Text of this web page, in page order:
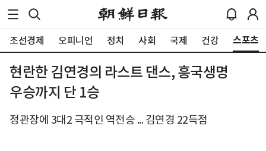
조선경제 오피니언 정치 사회 국제 건강 스포츠
현란한 김연경의 라스트 댄스, 흥국생명
우승까지 단 1승
정관장에 3대2 극적인 역전승 ... 김연경 22득점